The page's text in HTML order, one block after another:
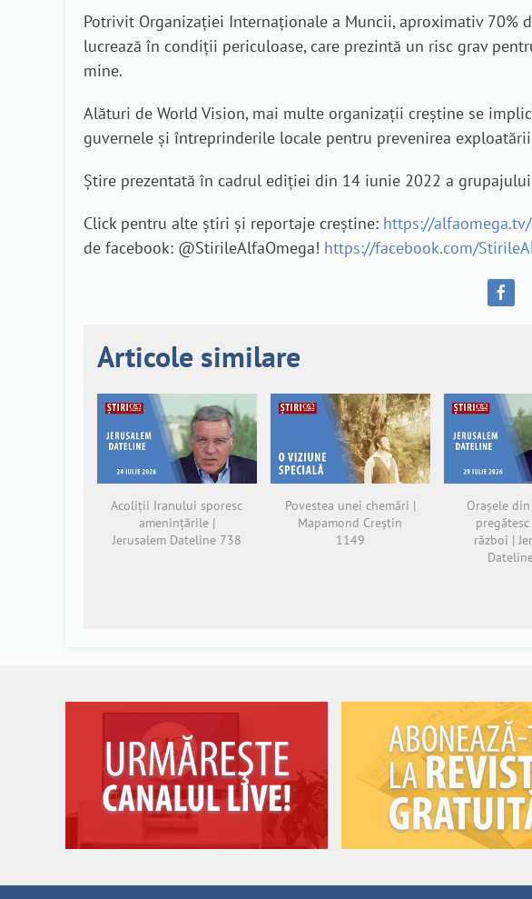
Potrivit Organizației Internaționale a Muncii, aproximativ
lucrează în condiții periculoase, care prezintă un risc grav
mine.
Alături de World Vision, mai multe organizații creștine se
guvernele și întreprinderile locale pentru prevenirea
Știre prezentată în cadrul ediției din 14 iunie 2022 a grupajului
Click pentru alte știri și reportaje creștine: https://
de facebook: @StirileAlfaOmega! https://facebook.com/
Articole similare
Acoliții Iranului sporesc
amenințările |
Jerusalem Dateline 738
Povestea unei chemări |
Mapamond Creștin
1149
Orașele
război |